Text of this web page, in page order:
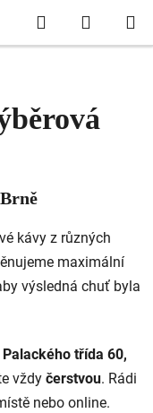
Hledat
KOŠÍK
Brně
kávy z různých
maximální
výsledná chuť byla
Palackého třída 60,
vždy čerstvou. Rádi
nebo online.